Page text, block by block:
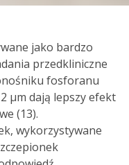
jako bardzo
przedkliniczne
fosforanu
µm dają lepszy efekt
(13).
wykorzystywane